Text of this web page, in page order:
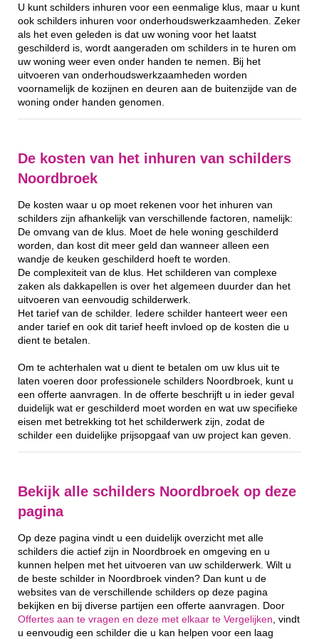
U kunt schilders inhuren voor een eenmalige klus, maar u kunt
ook schilders inhuren voor onderhoudswerkzaamheden. Zeker
als het even geleden is dat uw woning voor het laatst
geschilderd is, wordt aangeraden om schilders in te huren om
uw woning weer even onder handen te nemen. Bij het
uitvoeren van onderhoudswerkzaamheden worden
voornamelijk de kozijnen en deuren aan de buitenzijde van de
woning onder handen genomen.
De kosten van het inhuren van schilders
Noordbroek
De kosten waar u op moet rekenen voor het inhuren van
schilders zijn afhankelijk van verschillende factoren, namelijk:
De omvang van de klus. Moet de hele woning geschilderd
worden, dan kost dit meer geld dan wanneer alleen een
wandje de keuken geschilderd hoeft te worden.
De complexiteit van de klus. Het schilderen van complexe
zaken als dakkapellen is over het algemeen duurder dan het
uitvoeren van eenvoudig schilderwerk.
Het tarief van de schilder. Iedere schilder hanteert weer een
ander tarief en ook dit tarief heeft invloed op de kosten die u
dient te betalen.
Om te achterhalen wat u dient te betalen om uw klus uit te
laten voeren door professionele schilders Noordbroek, kunt u
een offerte aanvragen. In de offerte beschrijft u in ieder geval
duidelijk wat er geschilderd moet worden en wat uw specifieke
eisen met betrekking tot het schilderwerk zijn, zodat de
schilder een duidelijke prijsopgaaf van uw project kan geven.
Bekijk alle schilders Noordbroek op deze
pagina
Op deze pagina vindt u een duidelijk overzicht met alle
schilders die actief zijn in Noordbroek en omgeving en u
kunnen helpen met het uitvoeren van uw schilderwerk. Wilt u
de beste schilder in Noordbroek vinden? Dan kunt u de
websites van de verschillende schilders op deze pagina
bekijken en bij diverse partijen een offerte aanvragen. Door
Offertes aan te vragen en deze met elkaar te Vergelijken , vindt
u eenvoudig een schilder die u kan helpen voor een laag